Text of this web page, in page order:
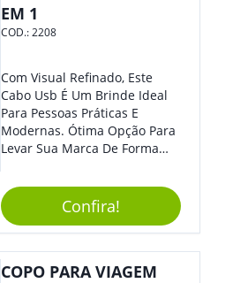
EM 1
COD.:2208
Com Visual Refinado, Este
Cabo Usb É Um Brinde Ideal
Para Pessoas Práticas E
Modernas. Ótima Opção Para
Levar Sua Marca De Forma
Sua Empresa Em Eventos,
Reuniões Corporativas Ou Até
Mesmo Para Presentear
Colaboradores E Parceiros De
Sua Empresa.
Confira!
COPO PARA VIAGEM